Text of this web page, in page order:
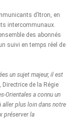
d’Itron, en
intercommunaux.
des abonnés
suivi en temps réel de
un sujet majeur, il est
Directrice de la Régie
Orientales a connu un
aller plus loin dans notre
préserver la